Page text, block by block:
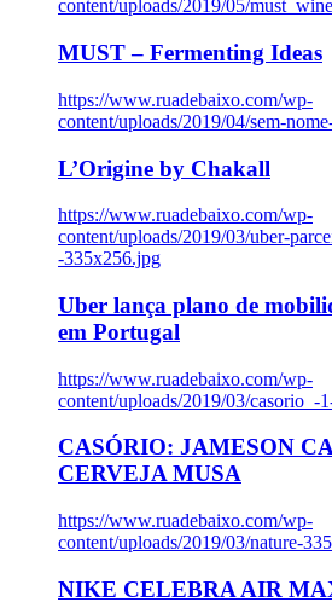
content/uploads/2019/05/
MUST – Fermenting Ideas
https://www.ruadebaixo.com/wp-
content/uploads/2019/04/sem-
L’Origine by Chakall
https://www.ruadebaixo.com/wp-
content/uploads/2019/03/uber-
-335x256.jpg
Uber lança plano de
em Portugal
https://www.ruadebaixo.com/wp-
content/uploads/2019/03/casorio_-
CASÓRIO: JAMESON
CERVEJA MUSA
https://www.ruadebaixo.com/wp-
content/uploads/2019/03/nature-
NIKE CELEBRA AIR